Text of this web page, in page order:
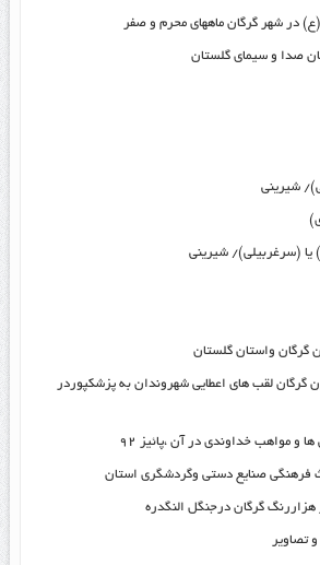
در شهر گرگان ماههای محرم و صفر
صدا و سیمای گلستان
شیرینی
یا (سرغربیلی)/ شیرینی
گرگان واستان گلستان
گرگان لقب های اعطایی شهروندان به پزشکپوردر
فرهنگی صنایع دستی وگردشگری استان
هزاررنگ گرگان درجنگل النگدره
تصاویر